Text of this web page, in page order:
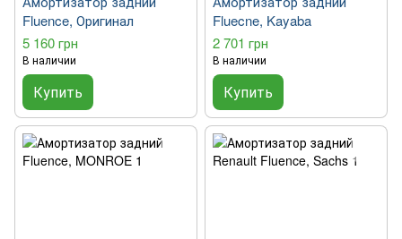
Fluence, Оригинал
5 160 грн
В наличии
Купить
Fluecne, Kayaba
2 701 грн
В наличии
Купить